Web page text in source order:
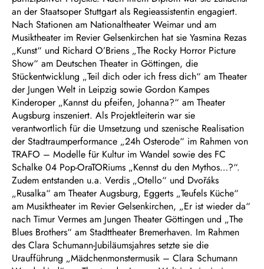
an der Staatsoper Stuttgart als Regieassistentin engagiert.
Nach Stationen am Nationaltheater Weimar und am
Musiktheater im Revier Gelsenkirchen hat sie Yasmina Rezas
„Kunst“ und Richard O’Briens „The Rocky Horror Picture
Show“ am Deutschen Theater in Göttingen, die
Stückentwicklung „Teil dich oder ich fress dich“ am Theater
der Jungen Welt in Leipzig sowie Gordon Kampes
Kinderoper „Kannst du pfeifen, Johanna?“ am Theater
Augsburg inszeniert. Als Projektleiterin war sie
verantwortlich für die Umsetzung und szenische Realisation
der Stadtraumperformance „24h Osterode“ im Rahmen von
TRAFO – Modelle für Kultur im Wandel sowie des FC
Schalke 04 Pop-OraTORiums „Kennst du den Mythos…?“.
Zudem entstanden u.a. Verdis „Otello“ und Dvořáks
„Rusalka“ am Theater Augsburg, Eggerts „Teufels Küche“
am Musiktheater im Revier Gelsenkirchen, „Er ist wieder da“
nach Timur Vermes am Jungen Theater Göttingen und „The
Blues Brothers“ am Stadttheater Bremerhaven. Im Rahmen
des Clara Schumann-Jubiläumsjahres setzte sie die
Uraufführung „Mädchenmonstermusik – Clara Schumann